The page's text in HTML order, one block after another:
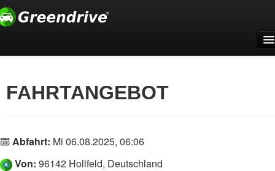
Für Firmen
Support
Registrieren
FAHRTANGEBOT
Abfahrt: Mi 06.08.2025, 06:06
Von: 96142 Hollfeld, Deutschland